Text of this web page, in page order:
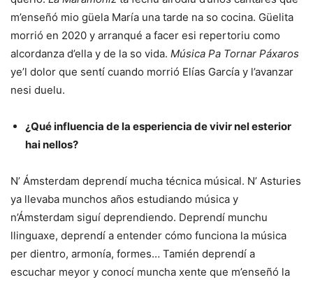
m’enseñó mio güela María una tarde na so cocina. Güelita
morrió en 2020 y arranqué a facer esi repertoriu como
alcordanza d’ella y de la so vida. Música Pa Tornar Páxaros
ye’l dolor que sentí cuando morrió Elías García y l’avanzar
nesi duelu.
¿Qué influencia de la esperiencia de vivir nel esterior
hai nellos?
N’ Ámsterdam deprendí mucha técnica músical. N’ Asturies
ya llevaba munchos años estudiando música y
n’Ámsterdam siguí deprendiendo. Deprendí munchu
llinguaxe, deprendí a entender cómo funciona la música
per dientro, armonía, formes… Tamién deprendí a
escuchar meyor y conocí muncha xente que m’enseñó la